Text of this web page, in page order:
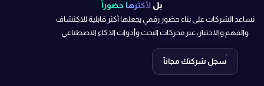
بل لأكثرها حضوراً
نساعد الشركات على بناء حضور رقمي يجعلها أكثر قابلية للاكتشاف
والفهم والاختيار، عبر محركات البحث وأدوات الذكاء الاصطناعي
سجل شركتك مجانآ